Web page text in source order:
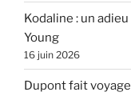
Kodaline : un
Young
16 juin 2026
Dupont fait